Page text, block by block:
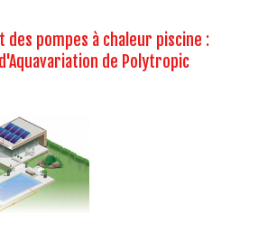
des pompes à chaleur piscine :
de Polytropic